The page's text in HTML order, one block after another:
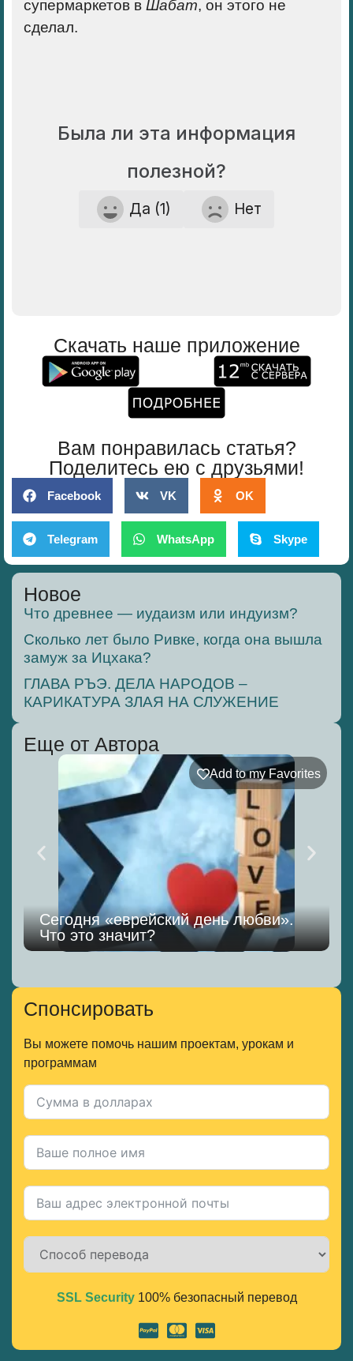
супермаркетов в Шабат, он этого не
сделал.
Была ли эта информация
полезной?
Да (1) Нет
Скачать наше приложение
Вам понравилась статья?
Поделитесь ею с друзьями!
Facebook VK OK
Telegram WhatsApp Skype
Новое
Что древнее — иудаизм или индуизм?
Сколько лет было Ривке, когда она вышла
замуж за Ицхака?
ГЛАВА РЪЭ. ДЕЛА НАРОДОВ –
КАРИКАТУРА ЗЛАЯ НА СЛУЖЕНИЕ
Еще от Автора
Add to my Favorites
Сегодня «еврейский день любви».
Что это значит?
Спонсировать
Вы можете помочь нашим проектам, урокам и
программам
Alternative:
SSL Security100% безопасный перевод